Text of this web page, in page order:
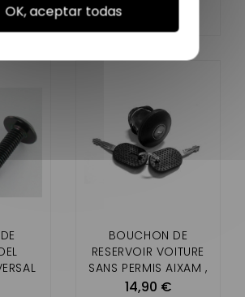
BOUCHON DE
RESERVOIR VOITURE
SANS PERMIS AIXAM ,
MICROCAR , LIGIER ,
14,90 €
OK, aceptar todas